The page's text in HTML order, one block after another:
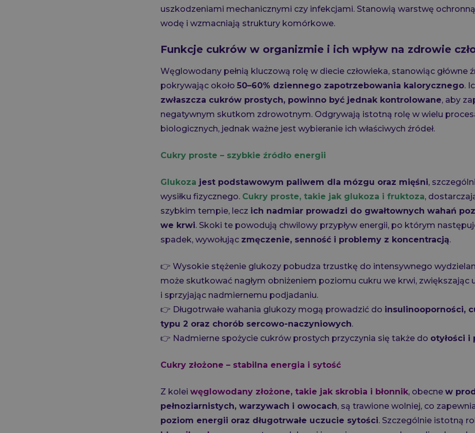
uszkodzeniami mechanicznymi czy infekcjami. Stanowią warstwę
wodę i wzmacniają struktury komórkowe.
Funkcje cukrów w organizmie i ich wpływ na zdrowie
Węglowodany pełnią kluczową rolę w diecie człowieka, stanowiąc główne
pokrywając około 50–60% dziennego zapotrzebowania kalorycznego.
zwłaszcza cukrów prostych, powinno być jednak kontrolowane, aby
negatywnym skutkom zdrowotnym. Odgrywają istotną rolę w wielu
biologicznych, jednak ważne jest wybieranie ich właściwych źródeł.
Cukry proste – szybkie źródło energii
Glukoza jest podstawowym paliwem dla mózgu oraz mięśni,
wysiłku fizycznego. Cukry proste, takie jak glukoza i fruktoza,
szybkim tempie, lecz ich nadmiar prowadzi do gwałtownych wahań
we krwi. Skoki te powodują chwilowy przypływ energii, po którym
spadek, wywołując zmęczenie, senność i problemy z koncentracją.
👉 Wysokie stężenie glukozy pobudza trzustkę do intensywnego
może skutkować nagłym obniżeniem poziomu cukru we krwi, zwiększając
i sprzyjając nadmiernemu podjadaniu.
👉 Długotrwałe wahania glukozy mogą prowadzić do insulinooporności,
typu 2 oraz chorób sercowo-naczyniowych.
👉 Nadmierne spożycie cukrów prostych przyczynia się także do otyłości i
Cukry złożone – stabilna energia i sytość
Z kolei węglowodany złożone, takie jak skrobia i błonnik, obecne w
pełnoziarnistych, warzywach i owocach, są trawione wolniej, co
poziom energii oraz długotrwałe uczucie sytości. Szczególnie istotną